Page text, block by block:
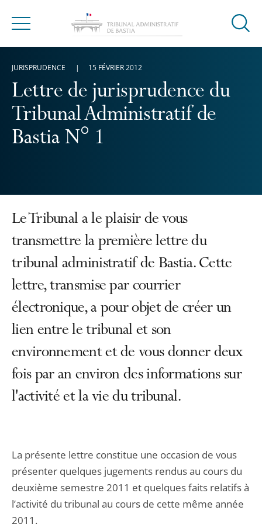
Menu
Ouvrir
Lettre de jurisprudence du
Tribunal Administratif de
Bastia N° 1
JURISPRUDENCE 15 FÉVRIER 2012
Le Tribunal a le plaisir de vous
transmettre la première lettre du
tribunal administratif de Bastia. Cette
lettre, transmise par courrier
électronique, a pour objet de créer un
lien entre le tribunal et son
environnement et de vous donner deux
fois par an environ des informations sur
l'activité et la vie du tribunal.
La présente lettre constitue une occasion de vous
présenter quelques jugements rendus au cours du
deuxième semestre 2011 et quelques faits relatifs à
l’activité du tribunal au cours de cette même année
2011.